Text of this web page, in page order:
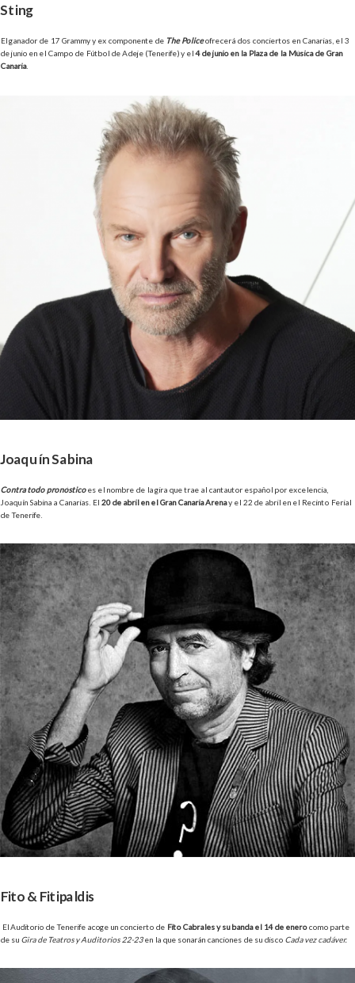
Sting
El ganador de 17 Grammy y ex componente de The Policeofrecerá dos conciertos en Canarias, el 3
de junio en el Campo de Fútbol de Adeje (Tenerife) y el4 de junio en la Plaza de la Música de Gran
Canaria.
Joaquín Sabina
Contra todo pronóstico es el nombre de la gira que trae al cantautor español por excelencia,
Joaquín Sabina a Canarias. El 20 de abril en el Gran Canaria Arenay el 22 de abril en el Recinto Ferial
de Tenerife.
Fito & Fitipaldis
El Auditorio de Tenerife acoge un concierto de Fito Cabrales y su banda el 14 de enerocomo parte
de su Gira de Teatros y Auditorios 22-23en la que sonarán canciones de su disco Cada vez cadáver.